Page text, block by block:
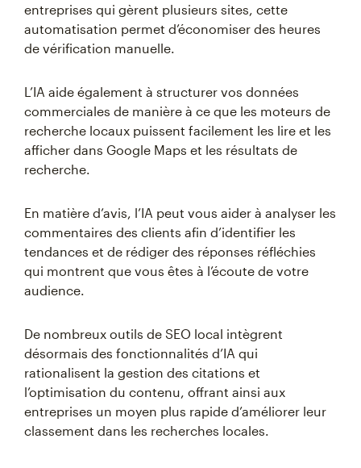
entreprises qui gèrent plusieurs sites, cette
automatisation permet d’économiser des heures
de vérification manuelle.
L’IA aide également à structurer vos données
commerciales de manière à ce que les moteurs de
recherche locaux puissent facilement les lire et les
afficher dans Google Maps et les résultats de
recherche.
En matière d’avis, l’IA peut vous aider à analyser les
commentaires des clients afin d’identifier les
tendances et de rédiger des réponses réfléchies
qui montrent que vous êtes à l’écoute de votre
audience.
De nombreux outils de SEO local intègrent
désormais des fonctionnalités d’IA qui
rationalisent la gestion des citations et
l’optimisation du contenu, offrant ainsi aux
entreprises un moyen plus rapide d’améliorer leur
classement dans les recherches locales.